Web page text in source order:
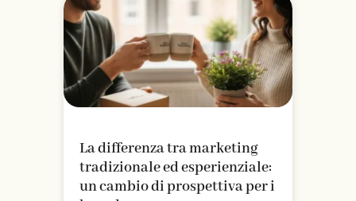
La differenza tra marketing
tradizionale ed esperienziale:
un cambio di prospettiva per i